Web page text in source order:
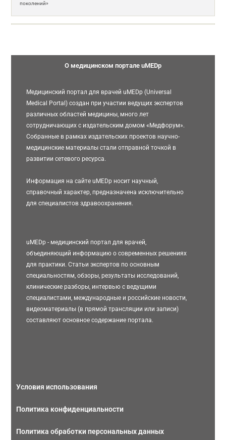
поколений»
О медицинском портале uMEDp
Медицинский портал для врачей uMEDp (Universal
Medical Portal) создан при участии ведущих экспертов
различных областей медицины, много лет
сотрудничающих с издательским домом «Медфорум».
Собранные в рамках издательских проектов научно-
медицинские материалы стали отправной точкой в
развитии сетевого ресурса.
Информация на сайте uMEDp носит научный,
справочный характер, предназначена исключительно
для специалистов здравоохранения.
uMEDp - медицинский портал для врачей,
объединяющий информацию о современных решениях
для практики. Статьи экспертов по основным
специальностям, обзоры, результаты исследований,
клинические разборы, интервью с ведущими
специалистами, международные и российские новости,
видеоматериалы (в прямой трансляции или записи)
составляют основное содержание портала.
Условия использования
Политика конфиденциальности
Политика обработки персональных данных